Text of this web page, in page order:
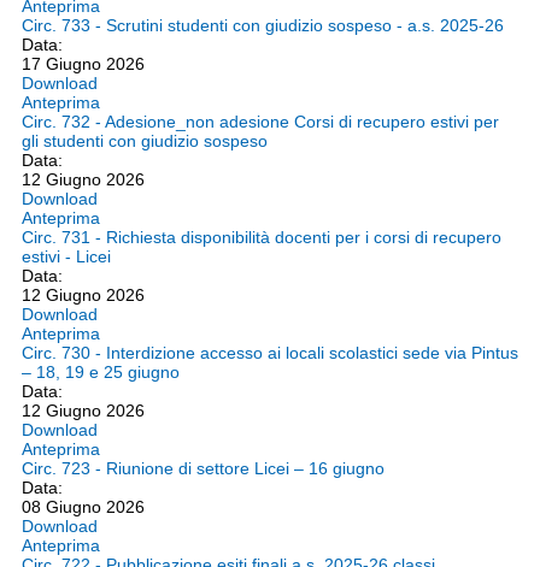
Anteprima
Circ. 733 - Scrutini studenti con giudizio sospeso - a.s. 2025-26
Data:
17 Giugno 2026
Download
Anteprima
Circ. 732 - Adesione_non adesione Corsi di recupero estivi per
gli studenti con giudizio sospeso
Data:
12 Giugno 2026
Download
Anteprima
Circ. 731 - Richiesta disponibilità docenti per i corsi di recupero
estivi - Licei
Data:
12 Giugno 2026
Download
Anteprima
Circ. 730 - Interdizione accesso ai locali scolastici sede via Pintus
– 18, 19 e 25 giugno
Data:
12 Giugno 2026
Download
Anteprima
Circ. 723 - Riunione di settore Licei – 16 giugno
Data:
08 Giugno 2026
Download
Anteprima